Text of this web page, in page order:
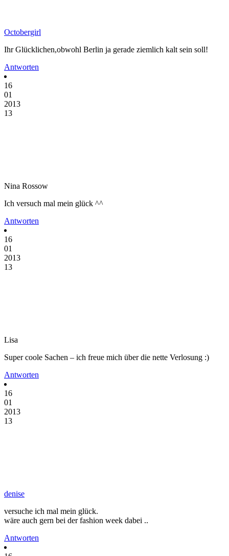
Octobergirl
Ihr Glücklichen,obwohl Berlin ja gerade ziemlich kalt sein soll!
Antworten
16
01
2013
13
Nina Rossow
Ich versuch mal mein glück ^^
Antworten
16
01
2013
13
Lisa
Super coole Sachen – ich freue mich über die nette Verlosung :)
Antworten
16
01
2013
13
denise
versuche ich mal mein glück.
wäre auch gern bei der fashion week dabei ..
Antworten